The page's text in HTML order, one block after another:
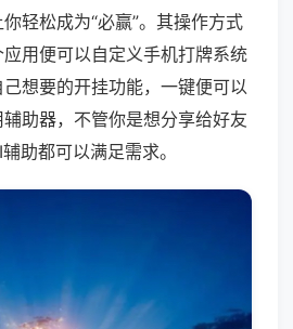
轻松成为“必赢”。其操作方式
用便可以自定义手机打牌系统
想要的开挂功能，一键便可以
助器，不管你是想分享给好友
助都可以满足需求。